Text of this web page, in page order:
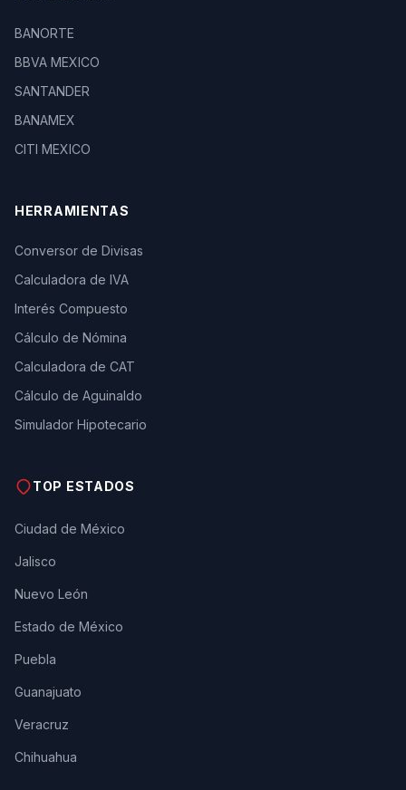
BANORTE
BBVA MEXICO
SANTANDER
BANAMEX
CITI MEXICO
HERRAMIENTAS
Conversor de Divisas
Calculadora de IVA
Interés Compuesto
Cálculo de Nómina
Calculadora de CAT
Cálculo de Aguinaldo
Simulador Hipotecario
TOP ESTADOS
Ciudad de México
Jalisco
Nuevo León
Estado de México
Puebla
Guanajuato
Veracruz
Chihuahua